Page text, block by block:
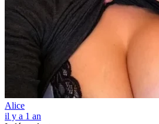
Alice
il y a 1 an